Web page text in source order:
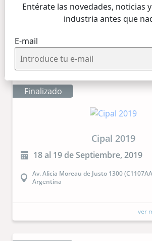
Entérate las novedades, noticias
industria antes que
E-mail
Eventos
Finalizado
Cipal 2019
18 al 19 de Septiembre, 2019
Av. Alicia Moreau de Justo 1300
Argentina
ver